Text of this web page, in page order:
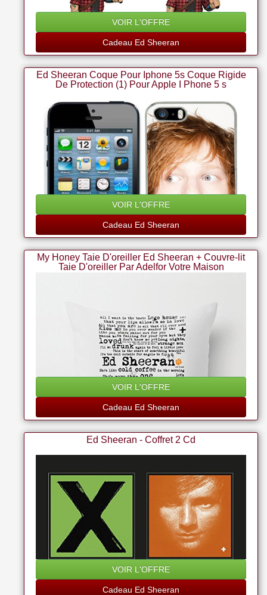
VOIR L'OFFRE
Cadeau Ed Sheeran
Ed Sheeran Coque Pour Iphone 5s Coque Rigide
De Protection (1) Pour Apple I Phone 5 s
VOIR L'OFFRE
Cadeau Ed Sheeran
My Honey Taie D'oreiller Ed Sheeran + Couvre-lit
Taie D'oreiller Par Adelfor Votre Maison
VOIR L'OFFRE
Cadeau Ed Sheeran
Ed Sheeran - Coffret 2 Cd
VOIR L'OFFRE
Cadeau Ed Sheeran